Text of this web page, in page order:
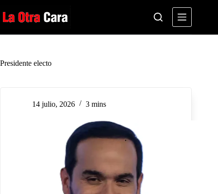
al
contenido
Presidente electo
14 julio, 2026 3 mins